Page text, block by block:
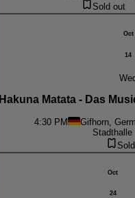
Sold out
Oct
14
Hakuna Matata - Das
4:30 PM Gifhorn,
Stadthalle
Oct
24